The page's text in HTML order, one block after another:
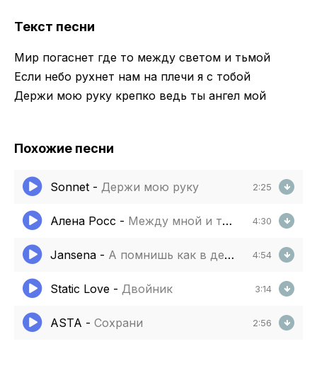
Текст песни
Мир погаснет где то между светом и тьмой
Если небо рухнет нам на плечи я с тобой
Держи мою руку крепко ведь ты ангел мой
Похожие песни
Sonnet - Держи мою руку 2:25
Алена Росс - Между мной и тобой 4:30
Jansena - А помнишь как в детстве батя 4:54
Static Love - Двойник 3:14
ASTA - Сохрани 2:56